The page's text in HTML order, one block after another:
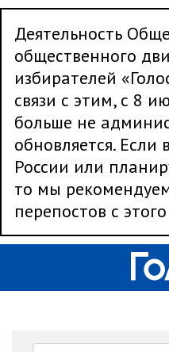
Деятельность
общественного
избирателей
связи с этим, с 8
больше не
обновляется. Если
России или
то мы
перепостов с